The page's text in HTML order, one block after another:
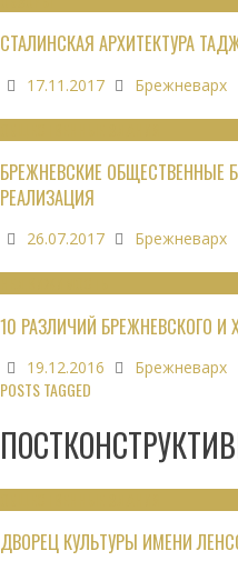
СТАЛИНСКАЯ АРХИТЕКТУРА
17.11.2017 Брежневарх
БРЕЖНЕВСКИЕ ОБЩЕСТВЕННЫЕ
РЕАЛИЗАЦИЯ
26.07.2017 Брежневарх
10 РАЗЛИЧИЙ БРЕЖНЕВСКОГО
19.12.2016 Брежневарх
POSTS TAGGED
ДВОРЕЦ КУЛЬТУРЫ ИМЕНИ